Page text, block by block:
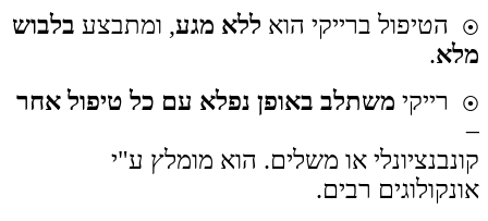
⦿ הטיפול ברייקי הוא ללא מגע, ומתבצע בלבוש
מלא.
⦿ רייקי משתלב באופן נפלא עם כל טיפול אחר
–
קונבנציונלי או משלים. הוא מומלץ ע"י
אונקולוגים רבים.